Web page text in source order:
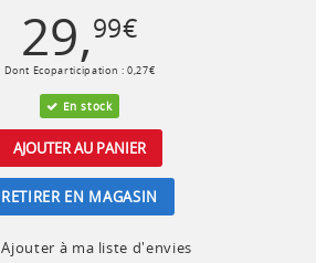
29,99€
Dont Ecoparticipation :0,27€
En stock
AJOUTER AU PANIER
RETIRER EN MAGASIN
Ajouter à ma liste d'envies